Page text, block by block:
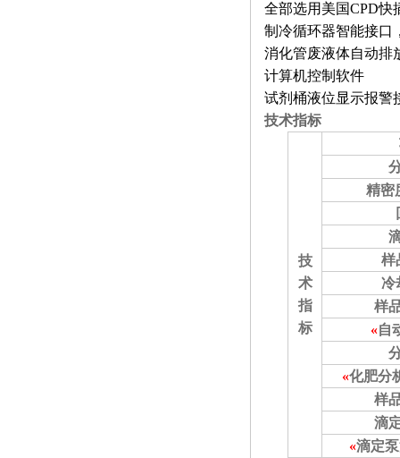
全部选用美国CPD快
制冷循环器智能接口
消化管废液体自动排
计算机控制软件
试剂桶液位显示报警
技术指标
技
术
指
标
精密
样
冷
样
«自
«化肥分
样
滴
«滴定